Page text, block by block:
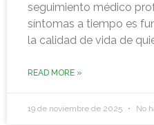
seguimiento médico
síntomas a tiempo es
la calidad de vida de
READ MORE »
19 de noviembre de 2025 No